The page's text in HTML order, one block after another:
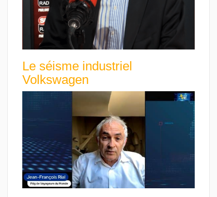
Le séisme industriel
Volkswagen